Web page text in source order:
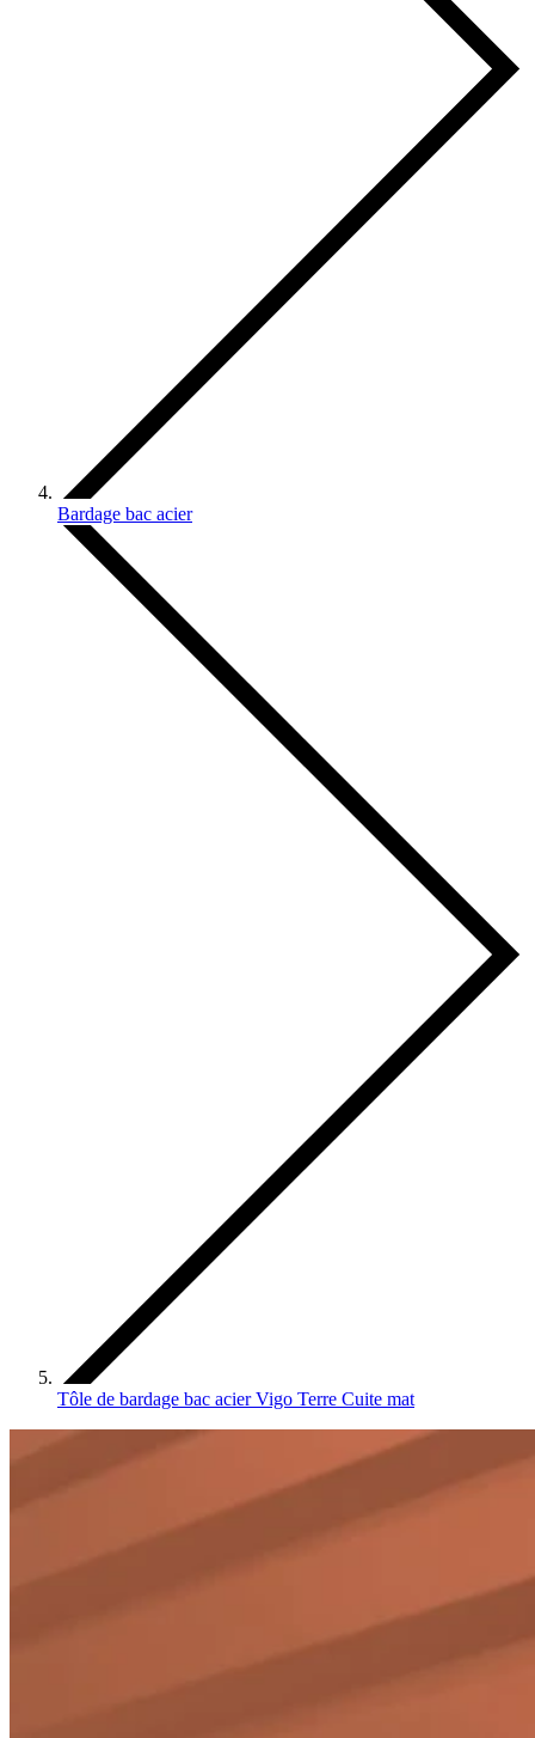
Bardage bac acier
Tôle de bardage bac acier Vigo Terre Cuite mat